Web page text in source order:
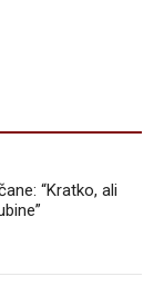
“Kratko, ali